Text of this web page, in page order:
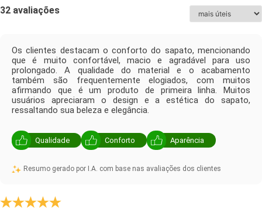
32 avaliações
Os clientes destacam o conforto do sapato, mencionando
que é muito confortável, macio e agradável para uso
prolongado. A qualidade do material e o acabamento
também são frequentemente elogiados, com muitos
afirmando que é um produto de primeira linha. Muitos
usuários apreciaram o design e a estética do sapato,
ressaltando sua beleza e elegância.
Qualidade Conforto Aparência
Resumo gerado por I.A. com base nas avaliações dos clientes